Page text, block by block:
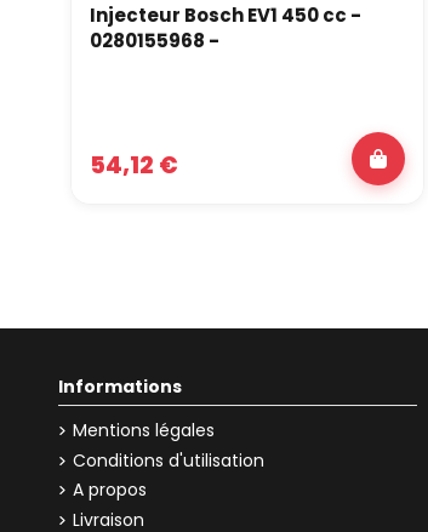
Injecteur Bosch EV1 450 cc -
0280155968 -
54,12 €
Informations
Mentions légales
Conditions d'utilisation
A propos
Livraison